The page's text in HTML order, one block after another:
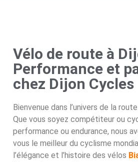
Vélo de route à
Performance et
chez Dijon Cycles
Bienvenue dans l’univers de la
Que vous soyez compétiteur ou
performance ou endurance, nous
vous le meilleur du cyclisme
l’élégance et l’histoire des vélos